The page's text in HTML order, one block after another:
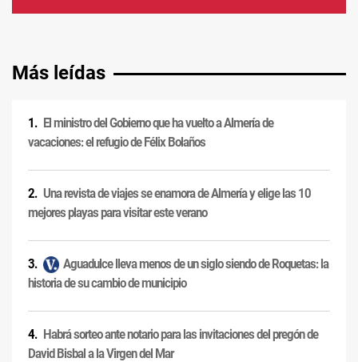
Más leídas
El ministro del Gobierno que ha vuelto a Almería de
vacaciones: el refugio de Félix Bolaños
Una revista de viajes se enamora de Almería y elige las 10
mejores playas para visitar este verano
Aguadulce lleva menos de un siglo siendo de Roquetas: la
historia de su cambio de municipio
Habrá sorteo ante notario para las invitaciones del pregón de
David Bisbal a la Virgen del Mar